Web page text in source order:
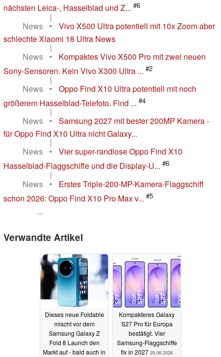
nächsten Leica-, Hasselblad und Z... #6
|
News
•
Vivo X500 Ultra potentiell mit 10x Zoom aber
schlechte Xiaomi 18 Ultra News
|
News
•
Kompaktes Vivo X500 Pro mit zwei neuen
Sony-Sensoren. Kein Vivo X300 Ultra ... #2
|
News
•
Oppo Find X10 Ultra potentiell mit noch
größerem Hasselblad-Telefoto. Find ... #4
|
News
•
Samsung 2027 mit bester 200MP Kamera -
für Oppo Find X10 Ultra nicht Galaxy...
|
News
•
Vier super-randlose Oppo Find X10
Hasselblad-Flaggschiffe und die Display-U... #6
|
News
•
Erstes Triple-200-MP-Kamera-Flaggschiff
schon 2026: Oppo Find X10 Pro Max v... #5
...
Verwandte Artikel
Dieses neue Foldable
mischt vor dem
Samsung Galaxy Z
Fold 8 Launch den
Markt auf - bald auch in
Kompakteres Galaxy
S27 Pro für Europa
bestätigt. Vier
Samsung-Flaggschiffe
fix in 2027 25.06.2026